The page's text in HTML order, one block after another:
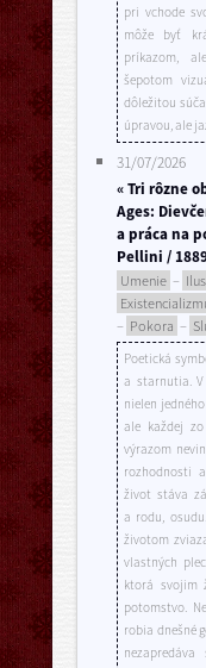
pri vchode
môže byť
príkazom,
šepotom
dôležitou
úpravou, ale
31/07/2026
« Tri rôzne
Ages:
a práca na
Pellini /
Umenie –
– Pokora –
Poetická
a starnutia.
nielen
ale každej
výrazom
rozhodnosti
život stáva
a rodu,
životom
vlastných
ktorá svojim
potomstvo.
robia dnešné